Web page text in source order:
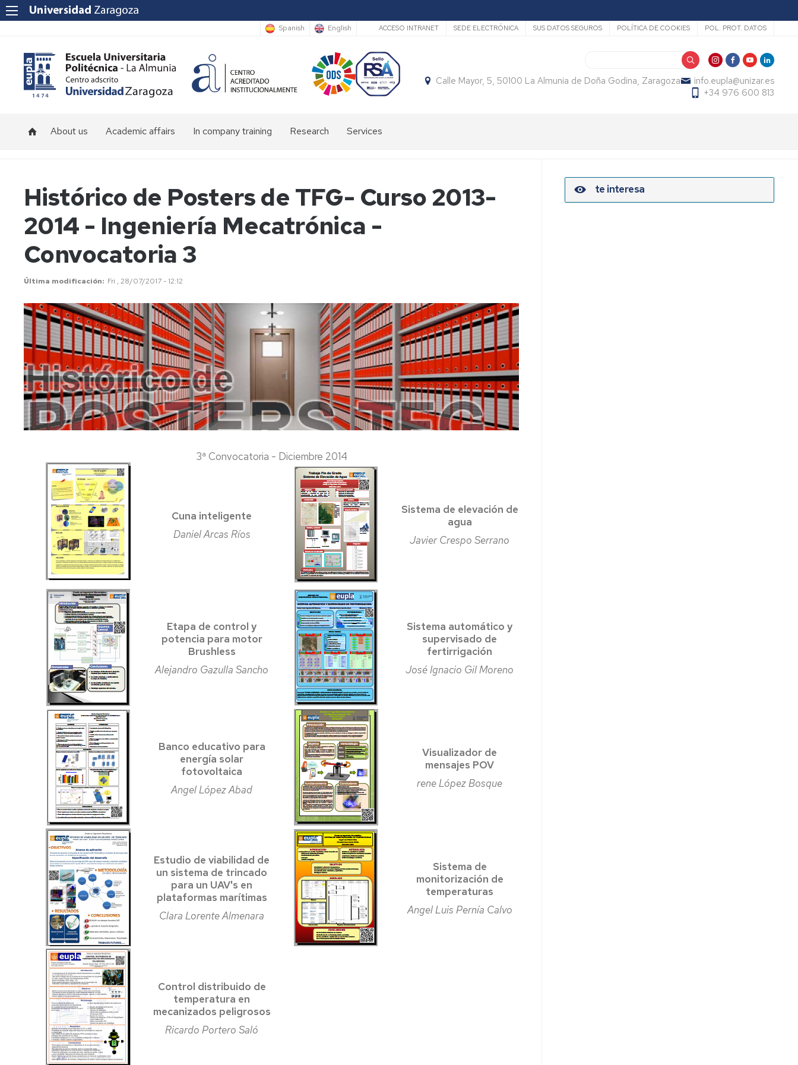
Spanish English Secundario
ACCESO INTRANET SEDE ELECTRÓNICA SUS DATOS SEGUROS POLÍTICA DE COOKIES POL. PROT. DATOS
Calle Mayor, 5, 50100 La Almunia de Doña Godina, Zaragoza
info.eupla@unizar.es
+34 976 600 813
About us
Faculty
Location
School
facilities
fees
Academic affairs In company training Research Services
bus
facilities
Histórico de Posters de TFG- Curso 2013-
2014 - Ingeniería Mecatrónica -
Convocatoria 3
Última modificación Fri , 28/07/2017 - 12:12
3ª Convocatoria - Diciembre 2014
Cuna inteligente
Daniel Arcas Ríos
Sistema de elevación de
agua
Javier Crespo Serrano
Etapa de control y
potencia para motor
Brushless
Alejandro Gazulla Sancho
Sistema automático y
supervisado de
fertirrigación
José Ignacio Gil Moreno
Banco educativo para
energía solar
fotovoltaica
Angel López Abad
Visualizador de
mensajes POV
rene López Bosque
Estudio de viabilidad de
un sistema de trincado
para un UAV's en
plataformas marítimas
Clara Lorente Almenara
Sistema de
monitorización de
temperaturas
Angel Luis Pernía Calvo
Control distribuido de
temperatura en
mecanizados peligrosos
Ricardo Portero Saló
te interesa